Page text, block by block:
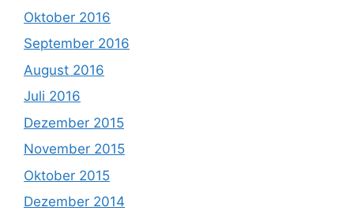
Oktober 2016
September 2016
August 2016
Juli 2016
Dezember 2015
November 2015
Oktober 2015
Dezember 2014